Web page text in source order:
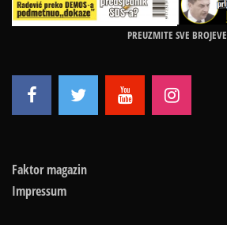
PREUZMITE SVE BROJEVE
Faktor magazin
Impressum